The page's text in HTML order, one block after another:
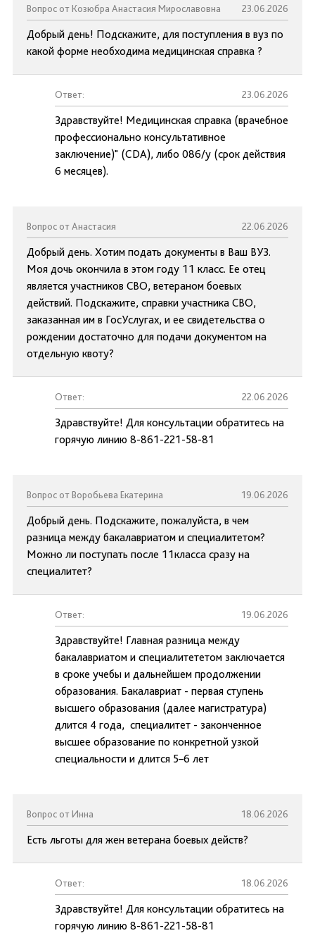
Вопрос от Козюбра Анастасия Мирославовна 23.06.2026
Добрый день! Подскажите, для поступления в вуз по
какой форме необходима медицинская справка ?
Ответ: 23.06.2026
Здравствуйте! Медицинская справка (врачебное
профессионально консультативное
заключение)" (CDA), либо 086/у (срок действия
6 месяцев).
Вопрос от Анастасия 22.06.2026
Добрый день. Хотим подать документы в Ваш ВУЗ.
Моя дочь окончила в этом году 11 класс. Ее отец
является участников СВО, ветераном боевых
действий. Подскажите, справки участника СВО,
заказанная им в ГосУслугах, и ее свидетельства о
рождении достаточно для подачи документом на
отдельную квоту?
Ответ: 22.06.2026
Здравствуйте! Для консультации обратитесь на
горячую линию 8-861-221-58-81
Вопрос от Воробьева Екатерина 19.06.2026
Добрый день. Подскажите, пожалуйста, в чем
разница между бакалавриатом и специалитетом?
Можно ли поступать после 11класса сразу на
специалитет?
Ответ: 19.06.2026
Здравствуйте! Главная разница между
бакалавриатом и специалитететом заключается
в сроке учебы и дальнейшем продолжении
образования. Бакалавриат - первая ступень
высшего образования (далее магистратура)
длится 4 года, специалитет - законченное
высшее образование по конкретной узкой
специальности и длится 5–6 лет
Вопрос от Инна 18.06.2026
Есть льготы для жен ветерана боевых действ?
Ответ: 18.06.2026
Здравствуйте! Для консультации обратитесь на
горячую линию 8-861-221-58-81